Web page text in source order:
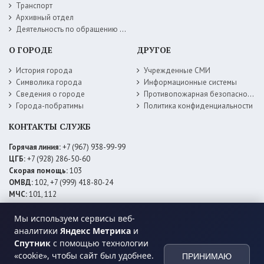
Мы используем сервисы веб-
аналитики Яндекс Метрика и
Спутник с помощью технологии
«cookie», чтобы сайт был удобнее.
ПРИНИМАЮ
Транспорт
Архивный отдел
Деятельность по обращению с животными без владельцев
О ГОРОДЕ
История города
Символика города
Сведения о городе
Города-побратимы
ДРУГОЕ
Учрежденные СМИ
Информационные системы
Противопожарная безопасность
Политика конфиденциальности
КОНТАКТЫ СЛУЖБ
Горячая линия:+7 (967) 938-99-99
ЦГБ:+7 (928) 286-50-60
Скорая помощь:103
ОМВД:102, +7 (999) 418-80-24
МЧС:101, 112
ЕДДС:+7 (928) 576-09-83
Электросети:+7 (800) 220-02-20
Даггаз:+7 (928) 980-64-04
Горводоснаб: +7 (928) 559-59-74
Теплоснаб: +7 (928) 873-27-09